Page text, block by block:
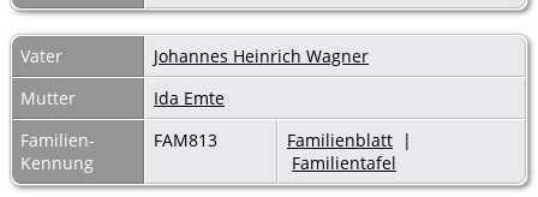
Vater
Johannes Heinrich Wagner
Mutter
Ida Emte
Familien-
Kennung
FAM813 Familienblatt |
Familientafel